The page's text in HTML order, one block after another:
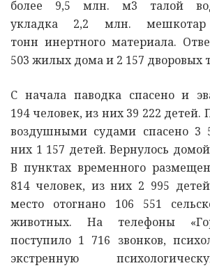
более 9,5 млн. м3 талой
укладка 2,2 млн.
тонн инертного материала.
503 жилых дома и 2 157 дворовых
С начала паводка спасено и
194 человек, из них 39 222
воздушными судами спасено 3
них 1 157 детей. Вернулось
В пунктах временного
814 человек, из них 2 995
место отогнано 106 551
животных. На телефоны
поступило 1 716 звонков,
экстренную